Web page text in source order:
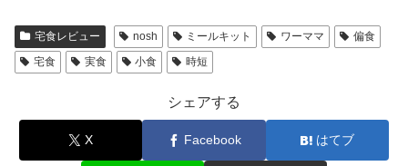
宅食レビュー nosh ミールキット ワーママ
偏食
宅食
実食 小食 時短
シェアする
X Facebook はてブ